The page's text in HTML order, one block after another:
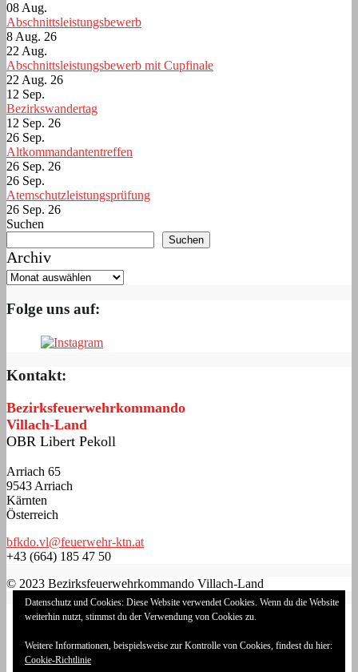
08 Aug.
Abschnittsleistungsbewerb
8 Aug. 26
22 Aug.
Abschnittsleistungsbewerb mit Cupfinale
22 Aug. 26
12 Sep.
Bezirkswandertag
12 Sep. 26
26 Sep.
Altkommandantentreffen
26 Sep. 26
26 Sep.
Atemschutzleistungsprüfung
26 Sep. 26
Suchen
Suchen
Archiv
Folge uns auf:
Kontakt:
Bezirksfeuerwehrkommando
Villach-Land
OBR Libert Pekoll
Arriach 65
9543 Arriach
Kärnten
Österreich
bfkdo.vl@feuerwehr-ktn.at
+43 (664) 185 47 50
© 2023 Bezirksfeuerwehrkommando Villach-Land
Impressum
Datenschutzerklärung
Cookie-Richtlinie (EU)
Login
Landesfeuerwehrverband Kärnten
Datenschutz und Cookies: Diese Website verwendet Cookies. Wenn du die Website
weiterhin nutzt, stimmst du der Verwendung von Cookies zu.
Weitere Informationen, beispielsweise zur Kontrolle von Cookies, findest du hier:
Cookie-Richtlinie